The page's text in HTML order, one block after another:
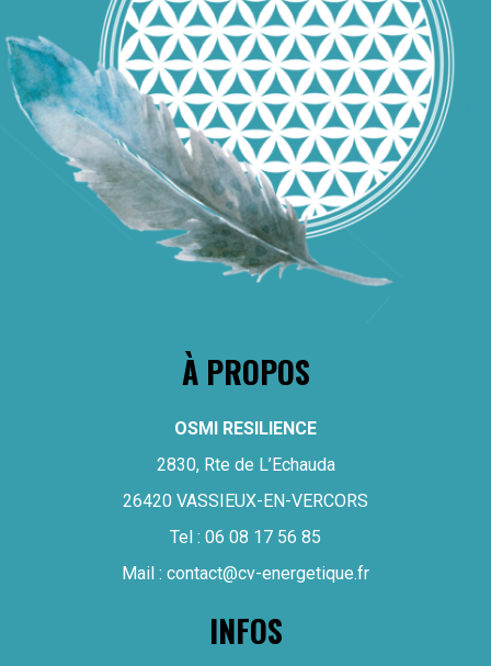
À PROPOS
OSMI RESILIENCE
2830, Rte de L’Echauda
26420 VASSIEUX-EN-VERCORS
Tel : 06 08 17 56 85
Mail : contact@cv-energetique.fr
INFOS